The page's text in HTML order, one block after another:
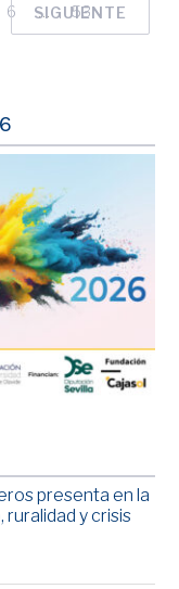
6 … 53
SIGUIENTE
presenta en la
ruralidad y crisis